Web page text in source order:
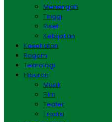
Menengah
Tinggi
Riset
Kebijakan
Kesehatan
Ragam
Teknologi
Hiburan
Musik
Film
Teater
Tradisi